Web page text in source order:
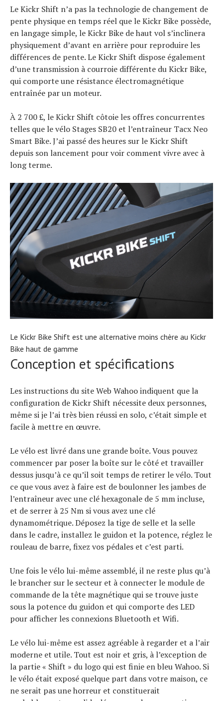
Le Kickr Shift n’a pas la technologie de changement de
pente physique en temps réel que le Kickr Bike possède,
en langage simple, le Kickr Bike de haut vol s’inclinera
physiquement d’avant en arrière pour reproduire les
différences de pente. Le Kickr Shift dispose également
d’une transmission à courroie différente du Kickr Bike,
qui comporte une résistance électromagnétique
entraînée par un moteur.
À 2 700 £, le Kickr Shift côtoie les offres concurrentes
telles que le vélo Stages SB20 et l’entraîneur Tacx Neo
Smart Bike. J’ai passé des heures sur le Kickr Shift
depuis son lancement pour voir comment vivre avec à
long terme.
Le Kickr Bike Shift est une alternative moins chère au Kickr
Bike haut de gamme
Conception et spécifications
Les instructions du site Web Wahoo indiquent que la
configuration de Kickr Shift nécessite deux personnes,
même si je l’ai très bien réussi en solo, c’était simple et
facile à mettre en œuvre.
Le vélo est livré dans une grande boîte. Vous pouvez
commencer par poser la boîte sur le côté et travailler
dessus jusqu’à ce qu’il soit temps de retirer le vélo. Tout
ce que vous avez à faire est de boulonner les jambes de
l’entraîneur avec une clé hexagonale de 5 mm incluse,
et de serrer à 25 Nm si vous avez une clé
dynamométrique. Déposez la tige de selle et la selle
dans le cadre, installez le guidon et la potence, réglez le
rouleau de barre, fixez vos pédales et c’est parti.
Une fois le vélo lui-même assemblé, il ne reste plus qu’à
le brancher sur le secteur et à connecter le module de
commande de la tête magnétique qui se trouve juste
sous la potence du guidon et qui comporte des LED
pour afficher les connexions Bluetooth et Wifi.
Le vélo lui-même est assez agréable à regarder et a l’air
moderne et utile. Tout est noir et gris, à l’exception de
la partie « Shift » du logo qui est finie en bleu Wahoo. Si
le vélo était exposé quelque part dans votre maison, ce
ne serait pas une horreur et constituerait